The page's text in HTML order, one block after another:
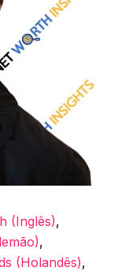
(Inglês)
)
(Holandês)